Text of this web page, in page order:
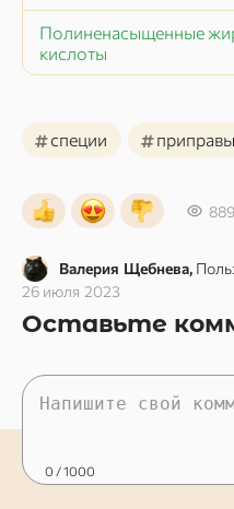
Полиненасыщенные
кислоты
#специи #приправы
889
Валерия Щебнева,
26 июля 2023
Оставьте
0 / 1000